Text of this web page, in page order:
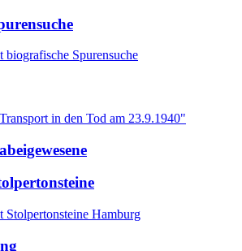
biografische Spurensuche
in den Tod am 23.9.1940"
Stolpertonsteine Hamburg